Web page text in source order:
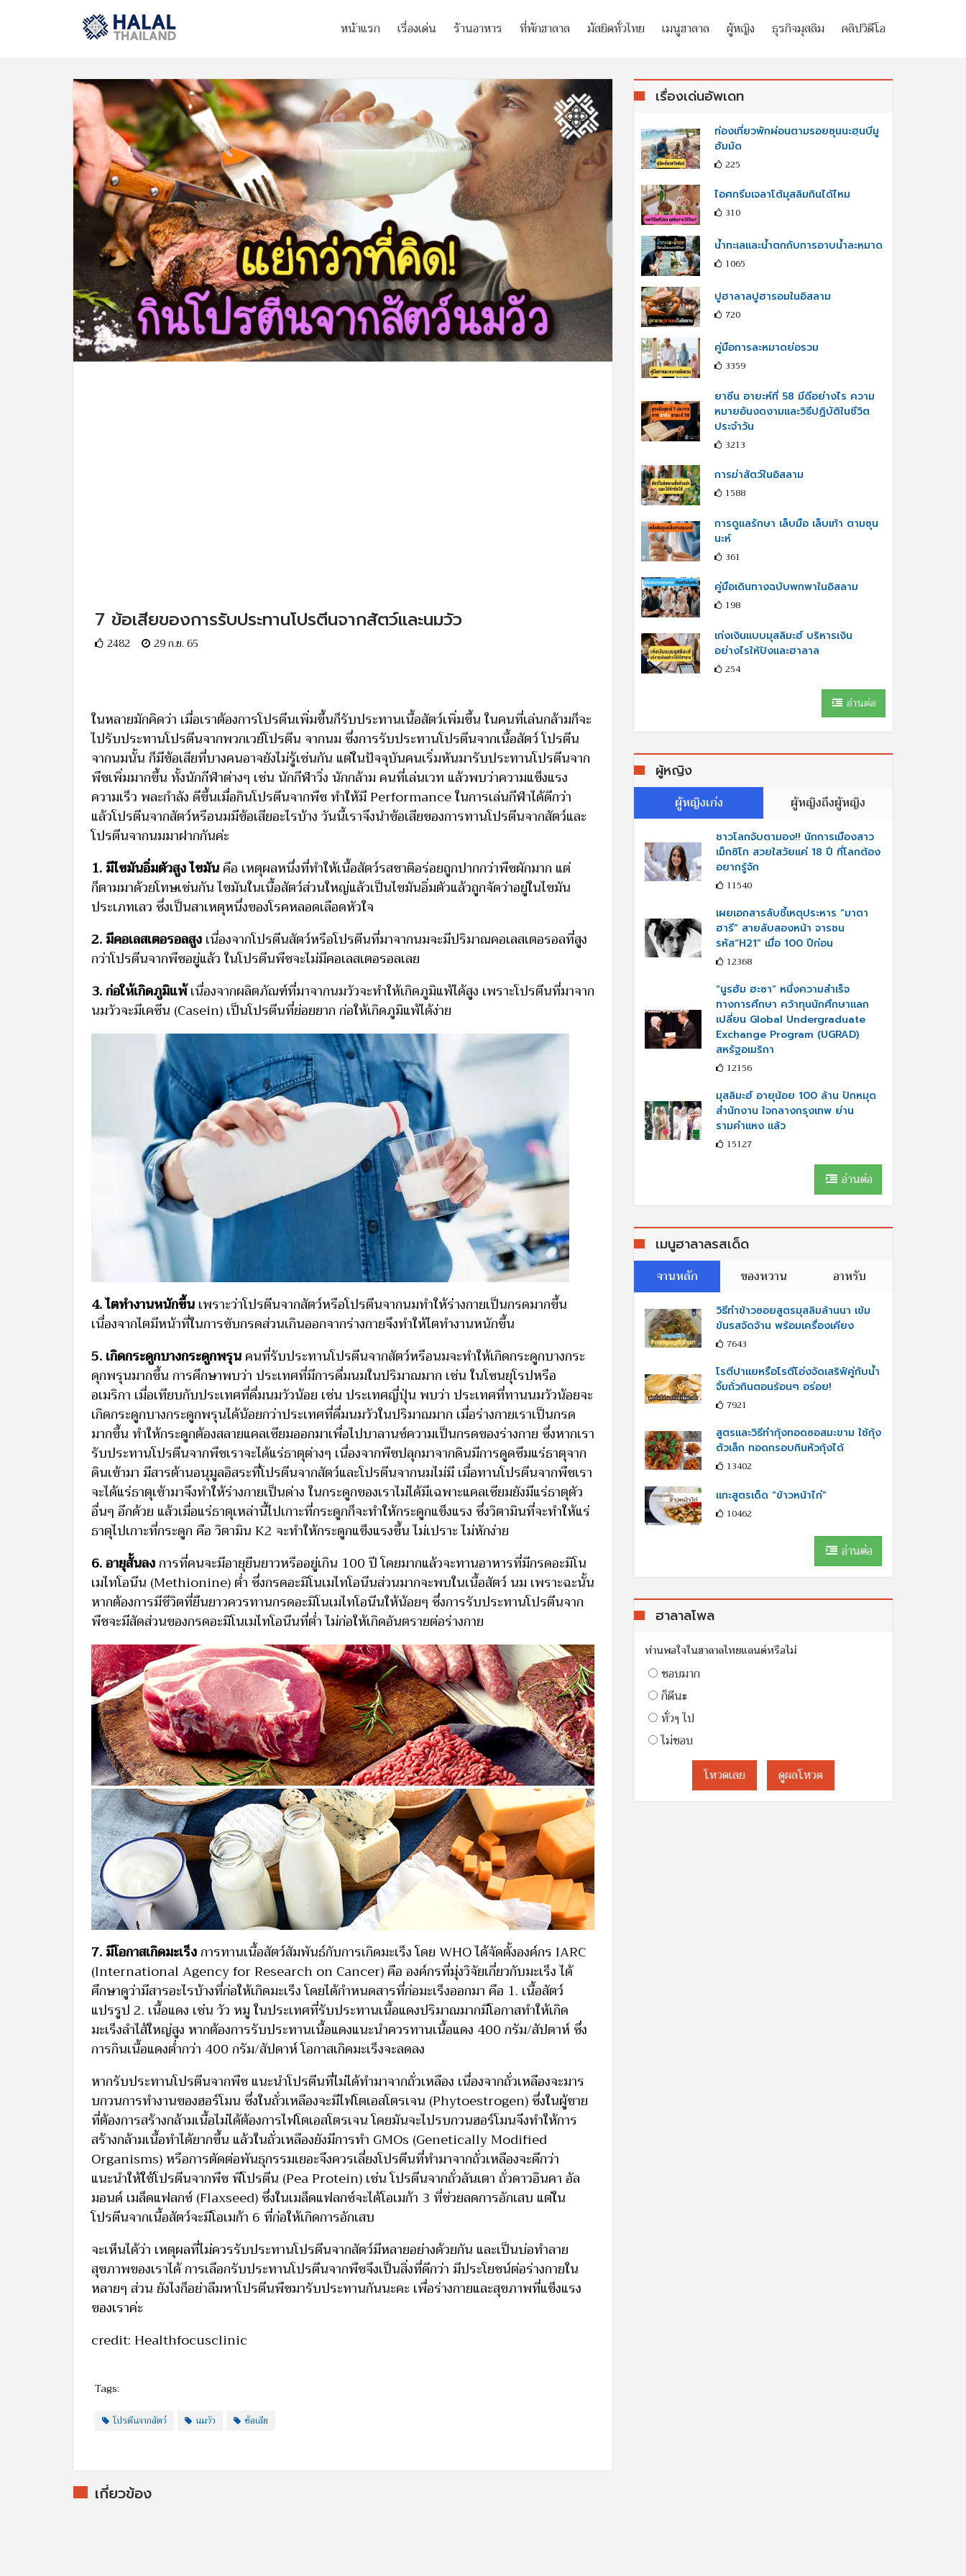
หน้าแรก เรื่องเด่น ร้านอาหาร ที่พักฮาลาล มัสยิดทั่วไทย เมนูฮาลาล ผู้หญิง ธุรกิจมุสลิม คลิปวิดีโอ
7 ข้อเสียของการรับประทานโปรตีนจากสัตว์และนมวัว
2482 29 ก.ย. 65
ในหลายมักคิดว่า เมื่อเราต้องการโปรตีนเพิ่มขึ้นก็รับประทานเนื้อสัตว์เพิ่มขึ้น ในคนที่เล่นกล้ามก็จะ
ไปรับประทานโปรตีนจากพวกเวย์โปรตีน จากนม ซึ่งการรับประทานโปรตีนจากเนื้อสัตว์ โปรตีน
จากนมนั้น ก็มีข้อเสียที่บางคนอาจยังไม่รู้เช่นกัน แต่ในปัจจุบันคนเริ่มหันมารับประทานโปรตีนจาก
พืชเพิ่มมากขึ้น ทั้งนักกีฬาต่างๆ เช่น นักกีฬาวิ่ง นักกล้าม คนที่เล่นเวท แล้วพบว่าความแข็งแรง
ความเร็ว พละกำลัง ดีขึ้นเมื่อกินโปรตีนจากพืช ทำให้มี Performance ในการเล่นกีฬาได้ดีกว่า
แล้วโปรตีนจากสัตว์หรือนมมีข้อเสียอะไรบ้าง วันนี้เราจึงนำข้อเสียของการทานโปรตีนจากสัตว์และ
โปรตีนจากนมมาฝากกันค่ะ
1. มีไขมันอิ่มตัวสูง ไขมันคือ เหตุผลหนึ่งที่ทำให้เนื้อสัตว์รสชาติอร่อยถูกปากกว่าพืชผักมาก แต่
ก็ตามมาด้วยโทษเช่นกัน ไขมันในเนื้อสัตว์ส่วนใหญ่แล้วเป็นไขมันอิ่มตัวแล้วถูกจัดว่าอยู่ในไขมัน
ประเภทเลว ซึ่งเป็นสาเหตุหนึ่งของโรคหลอดเลือดหัวใจ
2. มีคอเลสเตอรอลสูงเนื่องจากโปรตีนสัตว์หรือโปรตีนที่มาจากนมจะมีปริมาณคอเลสเตอรอลที่สูง
กว่าโปรตีนจากพืชอยู่แล้ว ในโปรตีนพืชจะไม่มีคอเลสเตอรอลเลย
3. ก่อให้เกิดภูมิแพ้เนื่องจากผลิตภัณฑ์ที่มาจากนมวัวจะทำให้เกิดภูมิแพ้ได้สูง เพราะโปรตีนที่มาจาก
นมวัวจะมีเคซีน (Casein) เป็นโปรตีนที่ย่อยยาก ก่อให้เกิดภูมิแพ้ได้ง่าย
4. ไตทำงานหนักขึ้นเพราะว่าโปรตีนจากสัตว์หรือโปรตีนจากนมทำให้ร่างกายเป็นกรดมากขึ้น
เนื่องจากไตมีหน้าที่ในการขับกรดส่วนเกินออกจากร่างกายจึงทำให้ไตทำงานหนักขึ้น
5. เกิดกระดูกบางกระดูกพรุนคนที่รับประทานโปรตีนจากสัตว์หรือนมจะทำให้เกิดกระดูกบางกระ
ดุกพรุนมากขึ้น การศึกษาพบว่า ประเทศที่มีการดื่มนมในปริมาณมาก เช่น ในโซนยุโรปหรือ
อเมริกา เมื่อเทียบกับประเทศที่ดื่มนมวัวน้อย เช่น ประเทศญี่ปุ่น พบว่า ประเทศที่ทานนมวัวน้อยจะ
เกิดกระดูกบางกระดูกพรุนได้น้อยกว่าประเทศที่ดื่มนมวัวในปริมาณมาก เมื่อร่างกายเราเป็นกรด
มากขึ้น ทำให้กระดูกต้องสลายแคลเซียมออกมาเพื่อไปบาลานซ์ความเป็นกรดของร่างกาย ซึ่งหากเรา
รับประทานโปรตีนจากพืชเราจะได้แร่ธาตุต่างๆ เนื่องจากพืชปลุกมาจากดินมีการดูดซึมแร่ธาตุจาก
ดินเข้ามา มีสารต้านอนุมูลอิสระที่โปรตีนจากสัตว์และโปรตีนจากนมไม่มี เมื่อทานโปรตีนจากพืชเรา
จะได้แร่ธาตุเข้ามาจึงทำให้ร่างกายเป็นด่าง ในกระดูกของเราไม่ได้มีเฉพาะแคลเซียมยังมีแร่ธาตุตัว
อื่นๆ อีกด้วย แล้วเมื่อแร่ธาตุเหล่านี้ไปเกาะที่กระดูกก็จะทำให้กระดูกแข็งแรง ซึ่งวิตามินที่จะทำให้แร่
ธาตุไปเกาะที่กระดูก คือ วิตามิน K2 จะทำให้กระดูกแข็งแรงขึ้น ไม่เปราะ ไม่หักง่าย
6. อายุสั้นลงการที่คนจะมีอายุยืนยาวหรืออยู่เกิน 100 ปี โดยมากแล้วจะทานอาหารที่มีกรดอะมิโน
เมไทโอนีน (Methionine) ต่ำ ซึ่งกรดอะมิโนเมไทโอนีนส่วนมากจะพบในเนื้อสัตว์ นม เพราะฉะนั้น
หากต้องการมีชีวิตที่ยืนยาวควรทานกรดอะมิโนเมไทโอนีนให้น้อยๆ ซึ่งการรับประทานโปรตีนจาก
พืชจะมีสัดส่วนของกรดอะมิโนเมไทโอนีนที่ต่ำ ไม่ก่อให้เกิดอันตรายต่อร่างกาย
7. มีโอกาสเกิดมะเร็งการทานเนื้อสัตว์สัมพันธ์กับการเกิดมะเร็ง โดย WHO ได้จัดตั้งองค์กร IARC
(International Agency for Research on Cancer) คือ องค์กรที่มุ่งวิจัยเกี่ยวกับมะเร็ง ได้
ศึกษาดูว่ามีสารอะไรบ้างที่ก่อให้เกิดมะเร็ง โดยได้กำหนดสารที่ก่อมะเร็งออกมา คือ 1. เนื้อสัตว์
แปรรูป 2. เนื้อแดง เช่น วัว หมู ในประเทศที่รับประทานเนื้อแดงปริมาณมากมีโอกาสทำให้เกิด
มะเร็งลำไส้ใหญ่สูง หากต้องการรับประทานเนื้อแดงแนะนำควรทานเนื้อแดง 400 กรัม/สัปดาห์ ซึ่ง
การกินเนื้อแดงต่ำกว่า 400 กรัม/สัปดาห์ โอกาสเกิดมะเร็งจะลดลง
หากรับประทานโปรตีนจากพืช แนะนำโปรตีนที่ไม่ได้ทำมาจากถั่วเหลือง เนื่องจากถั่วเหลืองจะมาร
บกวนการทำงานของฮอร์โมน ซึ่งในถั่วเหลืองจะมีไฟโตเอสโตรเจน (Phytoestrogen) ซึ่งในผู้ชาย
ที่ต้องการสร้างกล้ามเนื้อไม่ได้ต้องการไฟโตเอสโตรเจน โดยมันจะไปรบกวนฮอร์โมนจึงทำให้การ
สร้างกล้ามเนื้อทำได้ยากขึ้น แล้วในถั่วเหลืองยังมีการทำ GMOs (Genetically Modified
Organisms) หรือการตัดต่อพันธุกรรมเยอะจึงควรเลี่ยงโปรตีนที่ทำมาจากถั่วเหลืองจะดีกว่า
แนะนำให้ใช้โปรตีนจากพืช พีโปรตีน (Pea Protein) เช่น โปรตีนจากถั่วลันเตา ถั่วดาวอินคา อัล
มอนด์ เมล็ดแฟลกซ์ (Flaxseed) ซึ่งในเมล็ดแฟลกซ์จะได้โอเมก้า 3 ที่ช่วยลดการอักเสบ แต่ใน
โปรตีนจากเนื้อสัตว์จะมีโอเมก้า 6 ที่ก่อให้เกิดการอักเสบ
จะเห็นได้ว่า เหตุผลที่ไม่ควรรับประทานโปรตีนจากสัตว์มีหลายอย่างด้วยกัน และเป็นบ่อทำลาย
สุขภาพของเราได้ การเลือกรับประทานโปรตีนจากพืชจึงเป็นสิ่งที่ดีกว่า มีประโยชน์ต่อร่างกายใน
หลายๆ ส่วน ยังไงก็อย่าลืมหาโปรตีนพืชมารับประทานกันนะคะ เพื่อร่างกายและสุขภาพที่แข็งแรง
ของเราค่ะ
credit: Healthfocusclinic
Tags:
โปรตีนจากสัตว์ นมวัว ข้อเสีย
เกี่ยวข้อง
เรื่องเด่นอัพเดท
ท่องเที่ยวพักผ่อนตามรอยซุนนะฮฺนบีมู
ฮัมมัด
225
ไอศกรีมเจลาโต้มุสลิมกินได้ไหม
310
น้ำทะเลและน้ำตกกับการอาบน้ำละหมาด
1065
ปูฮาลาลปูฮารอมในอิสลาม
720
คู่มือการละหมาดย่อรวม
3359
ยาซีน อายะห์ที่ 58 มีดีอย่างไร ความ
หมายอันงดงามและวิธีปฏิบัติในชีวิต
ประจำวัน
3213
การฆ่าสัตว์ในอิสลาม
1588
การดูแลรักษา เล็บมือ เล็บเท้า ตามซุน
นะห์
361
คู่มือเดินทางฉบับพกพาในอิสลาม
198
เก่งเงินแบบมุสลิมะฮ์ บริหารเงิน
อย่างไรให้ปังและฮาลาล
254
อ่านต่อ
ผู้หญิง
ผู้หญิงเก่ง
ผู้หญิงถึงผู้หญิง
ชาวโลกจับตามอง!! นักการเมืองสาว
เม็กซิโก สวยใสวัยแค่ 18 ปี ที่โลกต้อง
อยากรู้จัก
11540
เผยเอกสารลับชี้เหตุประหาร “มาตา
ฮารี” สายลับสองหน้า จารชน
รหัส“H21” เมื่อ 100 ปีก่อน
12368
“นูรฮัม ฮะซา” หนึ่งความสำเร็จ
ทางการศึกษา คว้าทุนนักศึกษาแลก
เปลี่ยน Global Undergraduate
Exchange Program (UGRAD)
สหรัฐอเมริกา
12156
มุสลิมะฮ์ อายุน้อย 100 ล้าน ปักหมุด
สำนักงาน ใจกลางกรุงเทพ ย่าน
รามคำแหง แล้ว
15127
อ่านต่อ
เมนูฮาลาลรสเด็ด
จานหลัก
ของหวาน อาหรับ
วิธีทำข้าวซอยสูตรมุสลิมล้านนา เข้ม
ข้นรสจัดจ้าน พร้อมเครื่องเคียง
7643
โรตีปาแยหรือโรตีโอ่งจัดเสริฟ์คู่กับนํ้า
จิ้มถั่วกินตอนร้อนๆ อร่อย!
7921
สูตรและวิธีทำกุ้งทอดซอสมะขาม ใช้กุ้ง
ตัวเล็ก ทอดกรอบกินหัวกุ้งได้
13402
แกะสูตรเด็ด “ข้าวหน้าไก่”
10462
อ่านต่อ
ฮาลาลโพล
ท่านพอใจในฮาลาลไทยแลนด์หรือไม่
ชอบมาก
ก็ดีนะ
ทั่วๆ ไป
ไม่ชอบ
โหวดเลย
ดูผลโหวต